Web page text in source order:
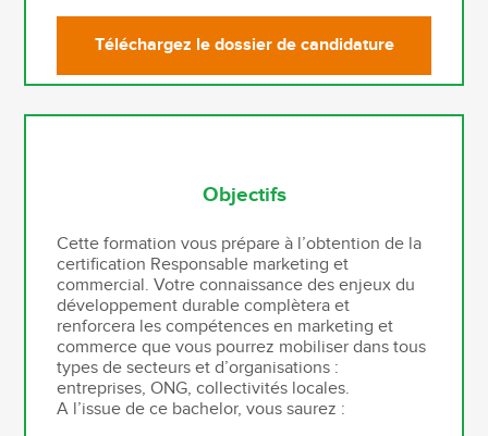
Téléchargez le dossier de candidature
Objectifs
Cette formation vous prépare à l’obtention de la
certification Responsable marketing et
commercial. Votre connaissance des enjeux du
développement durable complètera et
renforcera les compétences en marketing et
commerce que vous pourrez mobiliser dans tous
types de secteurs et d’organisations :
entreprises, ONG, collectivités locales.
A l’issue de ce bachelor, vous saurez :